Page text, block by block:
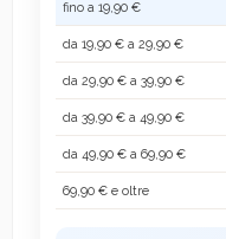
fino a 19,90 €
da 19,90 € a 29,90 €
da 29,90 € a 39,90 €
da 39,90 € a 49,90 €
da 49,90 € a 69,90 €
69,90 € e oltre